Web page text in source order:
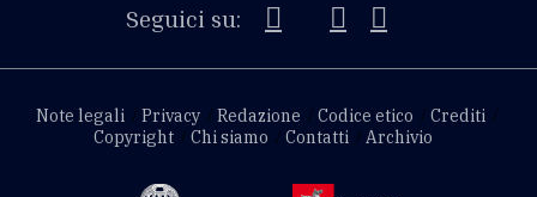
Seguici su:
Note legali Privacy Redazione Codice etico
Crediti
Copyright
Chi siamo Contatti Archivio